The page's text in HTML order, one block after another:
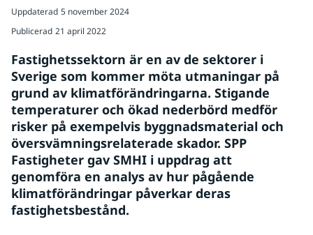
Uppdaterad 5 november 2024
Publicerad 21 april 2022
Fastighetssektorn är en av de sektorer i
Sverige som kommer möta utmaningar på
grund av klimatförändringarna. Stigande
temperaturer och ökad nederbörd medför
risker på exempelvis byggnadsmaterial och
översvämningsrelaterade skador. SPP
Fastigheter gav SMHI i uppdrag att
genomföra en analys av hur pågående
klimatförändringar påverkar deras
fastighetsbestånd.